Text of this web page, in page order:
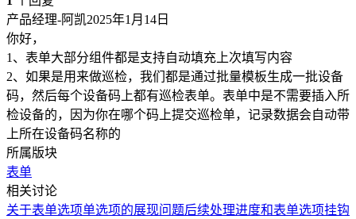
产品经理-阿凯2025年1月14日
你好，
1、表单大部分组件都是支持自动填充上次填写内容
2、如果是用来做巡检，我们都是通过批量模板生成一批设备
码，然后每个设备码上都有巡检表单。表单中是不需要插入所
检设备的，因为你在哪个码上提交巡检单，记录数据会自动带
上所在设备码名称的
所属版块
表单
相关讨论
关于表单选项单选项的展现问题后续处理进度和表单选项挂钩